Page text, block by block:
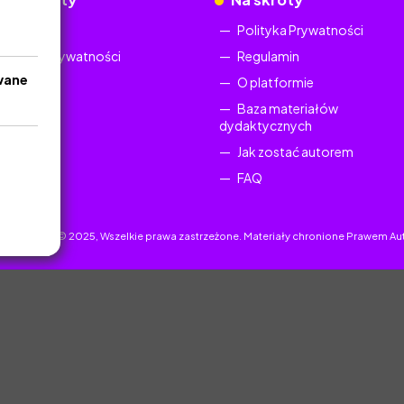
Prywatności
Polityka Prywatności
Regulamin
O platformie
Baza materiałów
dydaktycznych
Jak zostać autorem
FAQ
© 2025, Wszelkie prawa zastrzeżone. Materiały chronione Prawem